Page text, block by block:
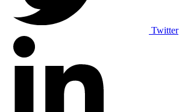
Twitter